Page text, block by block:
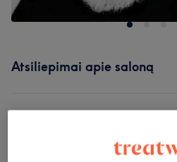
Atsiliepimai apie saloną